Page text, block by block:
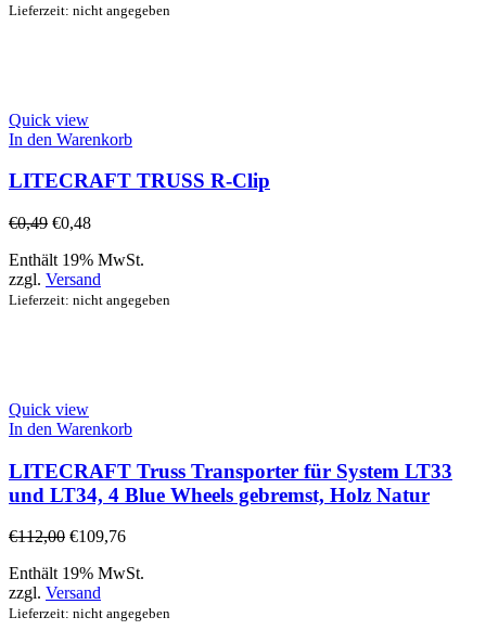
Lieferzeit: nicht angegeben
Quick view
In den Warenkorb
LITECRAFT TRUSS R-Clip
€0,49 €0,48
Enthält 19% MwSt.
zzgl. Versand
Lieferzeit: nicht angegeben
Quick view
In den Warenkorb
LITECRAFT Truss Transporter für System LT33
und LT34, 4 Blue Wheels gebremst, Holz Natur
€112,00 €109,76
Enthält 19% MwSt.
zzgl. Versand
Lieferzeit: nicht angegeben